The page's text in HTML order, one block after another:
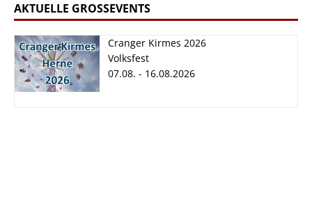
AKTUELLE GROSSEVENTS
Cranger Kirmes 2026
Volksfest
07.08. - 16.08.2026